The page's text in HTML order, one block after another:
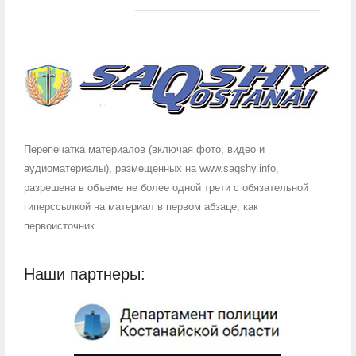
Перепечатка материалов (включая фото, видео и
аудиоматериалы), размещенных на www.saqshy.info,
разрешена в объеме не более одной трети с обязательной
гиперссылкой на материал в первом абзаце, как
первоисточник.
Наши партнеры: